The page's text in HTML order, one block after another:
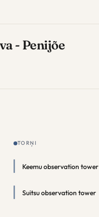
- Penijõe
TORŅI
Keemu observation tower
Suitsu observation tower